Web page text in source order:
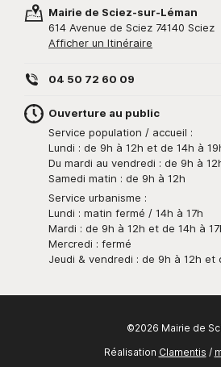
Mairie de Sciez-sur-Léman
614 Avenue de Sciez 74140 Sciez
Afficher un Itinéraire
04 50 72 60 09
Ouverture au public
Service population / accueil :
Lundi : de 9h à 12h et de 14h à
Du mardi au vendredi : de 9h à
Samedi matin : de 9h à 12h
Service urbanisme :
Lundi : matin fermé / 14h à 17h
Mardi : de 9h à 12h et de 14h à
Mercredi : fermé
Jeudi & vendredi : de 9h à 12h et
©2026 Mairie de
Réalisation Clamentis /